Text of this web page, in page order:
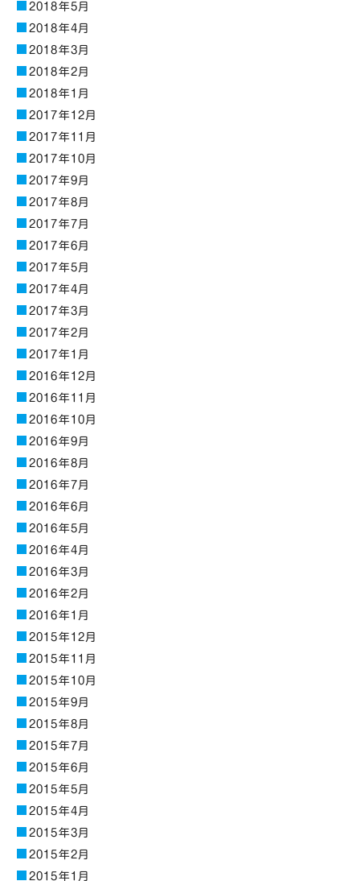
2018年5月
2018年4月
2018年3月
2018年2月
2018年1月
2017年12月
2017年11月
2017年10月
2017年9月
2017年8月
2017年7月
2017年6月
2017年5月
2017年4月
2017年3月
2017年2月
2017年1月
2016年12月
2016年11月
2016年10月
2016年9月
2016年8月
2016年7月
2016年6月
2016年5月
2016年4月
2016年3月
2016年2月
2016年1月
2015年12月
2015年11月
2015年10月
2015年9月
2015年8月
2015年7月
2015年6月
2015年5月
2015年4月
2015年3月
2015年2月
2015年1月